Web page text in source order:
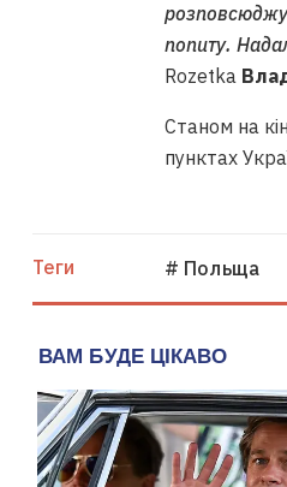
попиту.
Rozetka
Станом на
пунктах
Теги # Польща